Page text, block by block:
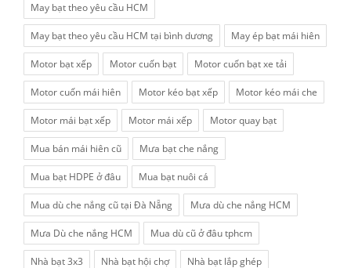
May bạt theo yêu cầu HCM
May bạt theo yêu cầu HCM tại bình dương May ép bạt mái hiên
Motor bạt xếp Motor cuốn bạt Motor cuốn bạt xe tải
Motor cuốn mái hiên Motor kéo bạt xếp Motor kéo mái che
Motor mái bạt xếp Motor mái xếp Motor quay bạt
Mua bán mái hiên cũ Mưa bạt che nắng
Mua bạt HDPE ở đâu Mua bạt nuôi cá
Mua dù che nắng cũ tại Đà Nẵng Mưa dù che nắng HCM
Mưa Dù che nắng HCM Mua dù cũ ở đâu tphcm
Nhà bạt 3x3 Nhà bạt hội chợ Nhà bạt lắp ghép